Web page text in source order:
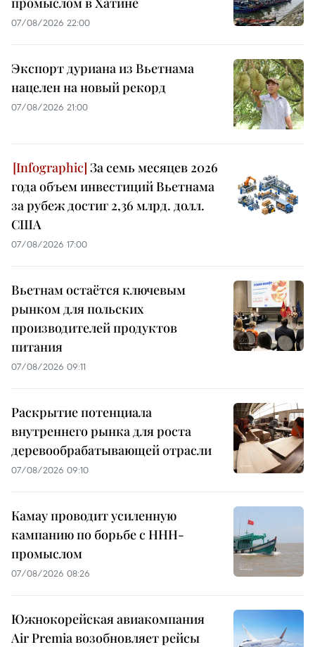
07/08/2026 22:00
Экспорт дуриана из Вьетнама
нацелен на новый рекорд
07/08/2026 21:00
За семь месяцев 2026
года объем инвестиций Вьетнама
за рубеж достиг 2,36 млрд. долл.
США
07/08/2026 17:00
Вьетнам остаётся ключевым
рынком для польских
производителей продуктов
питания
07/08/2026 09:11
Раскрытие потенциала
внутреннего рынка для роста
деревообрабатывающей отрасли
07/08/2026 09:10
Камау проводит усиленную
кампанию по борьбе с ННН-
промыслом
07/08/2026 08:26
Южнокорейская авиакомпания
Air Premia возобновляет рейсы